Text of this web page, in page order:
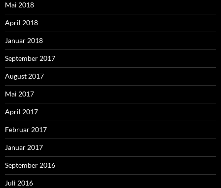
Mai 2018
April 2018
Januar 2018
September 2017
August 2017
Mai 2017
April 2017
Februar 2017
Januar 2017
September 2016
Juli 2016